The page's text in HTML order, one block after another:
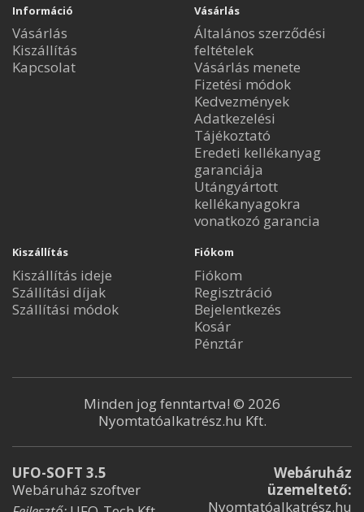
Információ
Vásárlás
Kiszállítás
Kapcsolat
Vásárlás
Általános szerződési
feltételek
Vásárlás menete
Fizetési módok
Kedvezmények
Adatkezelési
Tájékoztató
Eredeti kellékanyag
garanciája
Utángyártott
kellékanyagokra
vonatkozó garancia
Kiszállítás
Kiszállítás ideje
Szállítási díjak
Szállítási módok
Fiókom
Fiókom
Regisztráció
Bejelentkezés
Kosár
Pénztár
Minden jog fenntartva! © 2026
Nyomtatóalkatrész.hu Kft.
UFO-SOFT 3.5
Webáruház szoftver
Webáruház
üzemeltető:
Nyomtatóalkatrész.hu